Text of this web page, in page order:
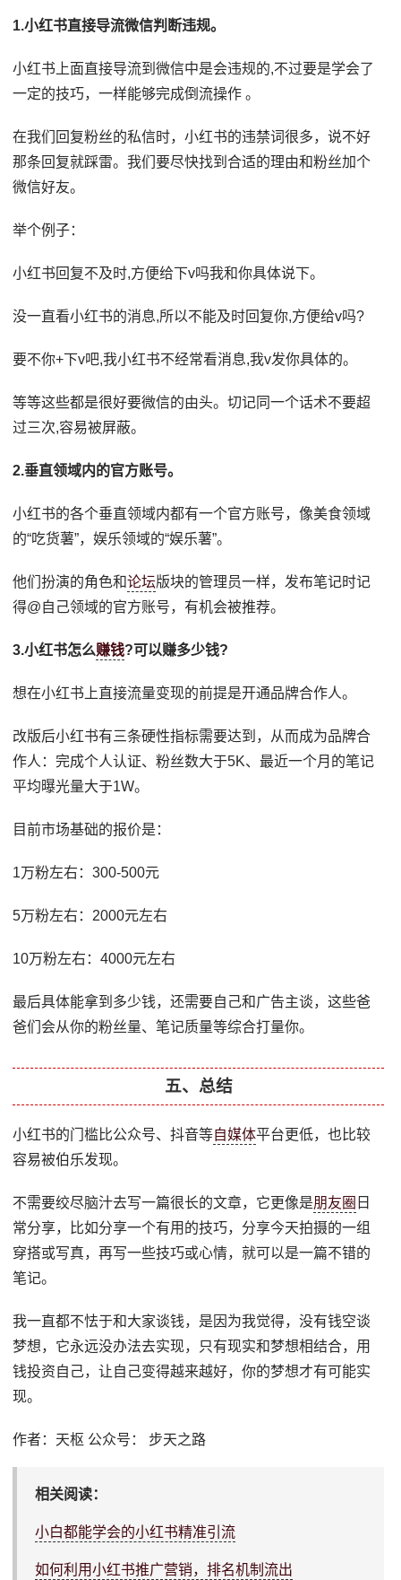
1.小红书直接导流微信判断违规。
小红书上面直接导流到微信中是会违规的,不过要是学会了
一定的技巧，一样能够完成倒流操作 。
在我们回复粉丝的私信时，小红书的违禁词很多，说不好
那条回复就踩雷。我们要尽快找到合适的理由和粉丝加个
微信好友。
举个例子：
小红书回复不及时,方便给下v吗我和你具体说下。
没一直看小红书的消息,所以不能及时回复你,方便给v吗?
要不你+下v吧,我小红书不经常看消息,我v发你具体的。
等等这些都是很好要微信的由头。切记同一个话术不要超
过三次,容易被屏蔽。
2.垂直领域内的官方账号。
小红书的各个垂直领域内都有一个官方账号，像美食领域
的“吃货薯”，娱乐领域的“娱乐薯”。
他们扮演的角色和论坛版块的管理员一样，发布笔记时记
得@自己领域的官方账号，有机会被推荐。
3.小红书怎么赚钱?可以赚多少钱?
想在小红书上直接流量变现的前提是开通品牌合作人。
改版后小红书有三条硬性指标需要达到，从而成为品牌合
作人：完成个人认证、粉丝数大于5K、最近一个月的笔记
平均曝光量大于1W。
目前市场基础的报价是：
1万粉左右：300-500元
5万粉左右：2000元左右
10万粉左右：4000元左右
最后具体能拿到多少钱，还需要自己和广告主谈，这些爸
爸们会从你的粉丝量、笔记质量等综合打量你。
五、总结
小红书的门槛比公众号、抖音等自媒体平台更低，也比较
容易被伯乐发现。
不需要绞尽脑汁去写一篇很长的文章，它更像是朋友圈 日
常分享，比如分享一个有用的技巧，分享今天拍摄的一组
穿搭或写真，再写一些技巧或心情，就可以是一篇不错的
笔记。
我一直都不怯于和大家谈钱，是因为我觉得，没有钱空谈
梦想，它永远没办法去实现，只有现实和梦想相结合，用
钱投资自己，让自己变得越来越好，你的梦想才有可能实
现。
作者：天枢 公众号： 步天之路
相关阅读：
小白都能学会的小红书精准引流
如何利用小红书推广营销，排名机制流出